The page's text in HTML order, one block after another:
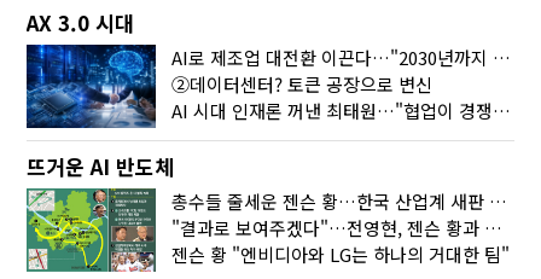
AX 3.0 시대
AI로 제조업 대전환 이끈다…"2030년까지 민관합동 20조 투자"
②데이터센터? 토큰 공장으로 변신
AI 시대 인재론 꺼낸 최태원…"협업이 경쟁력"
뜨거운 AI 반도체
총수들 줄세운 젠슨 황…한국 산업계 새판 짰다
"결과로 보여주겠다"…전영현, 젠슨 황과 HBM5 논의
젠슨 황 "엔비디아와 LG는 하나의 거대한 팀"